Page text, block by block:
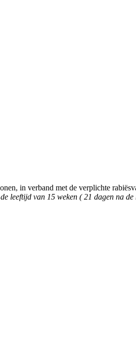
in verband met de verplichte
leeftijd van 15 weken ( 21 dagen na